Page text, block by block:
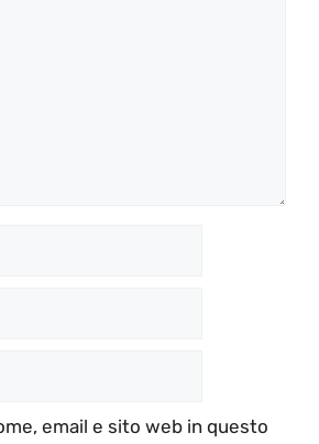
email e sito web in questo